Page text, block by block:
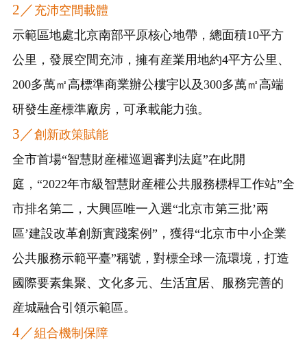
2／ 充沛空間載體
示範區地處北京南部平原核心地帶，總面積10平方
公里，發展空間充沛，擁有産業用地約4平方公里、
200多萬㎡高標準商業辦公樓宇以及300多萬㎡高端
研發生産標準廠房，可承載能力強。
3／創新政策賦能
全市首場“智慧財産權巡迴審判法庭”在此開
庭，“2022年市級智慧財産權公共服務標桿工作站”全
市排名第二，大興區唯一入選“北京市第三批’兩
區’建設改革創新實踐案例”，獲得“北京市中小企業
公共服務示範平臺”稱號，對標全球一流環境，打造
國際要素集聚、文化多元、生活宜居、服務完善的
産城融合引領示範區。
4／組合機制保障